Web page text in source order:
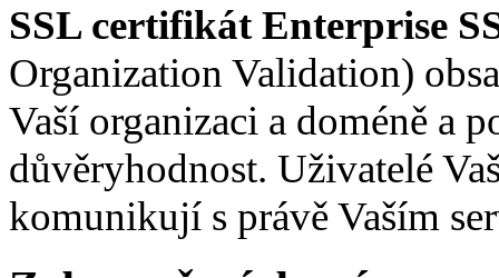
SSL certifikát Enterprise
Organization Validation)
Vaší organizaci a doméně a
důvěryhodnost. Uživatelé
komunikují s právě Vaším